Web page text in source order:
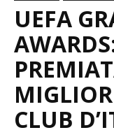
UEFA
CLUB